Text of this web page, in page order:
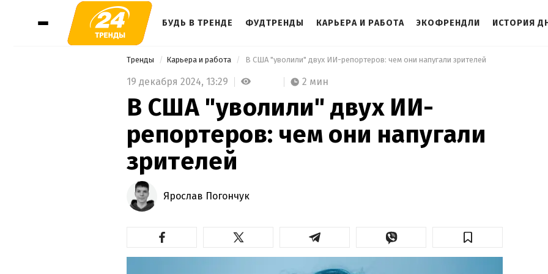
БУДЬ В ТРЕНДЕ ФУДТРЕНДЫ КАРЬЕРА И РАБОТА ЭКОФРЕНДЛИ ИСТОРИЯ
Тренды Карьера и работа В США "уволили" двух ИИ-репортеров: чем они напугали зрителей
19 декабря 2024, 13:29 2 мин
В США "уволили" двух ИИ-
репортеров: чем они напугали
зрителей
Ярослав Погончук